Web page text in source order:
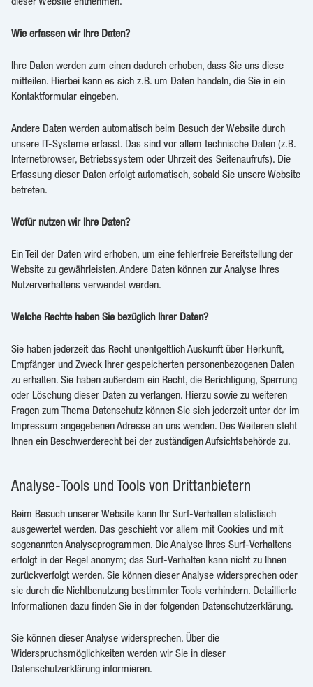
Wie erfassen wir Ihre Daten?
Ihre Daten werden zum einen dadurch erhoben, dass Sie uns diese
mitteilen. Hierbei kann es sich z.B. um Daten handeln, die Sie in ein
Kontaktformular eingeben.
Andere Daten werden automatisch beim Besuch der Website durch
unsere IT-Systeme erfasst. Das sind vor allem technische Daten (z.B.
Internetbrowser, Betriebssystem oder Uhrzeit des Seitenaufrufs). Die
Erfassung dieser Daten erfolgt automatisch, sobald Sie unsere Website
betreten.
Wofür nutzen wir Ihre Daten?
Ein Teil der Daten wird erhoben, um eine fehlerfreie Bereitstellung der
Website zu gewährleisten. Andere Daten können zur Analyse Ihres
Nutzerverhaltens verwendet werden.
Welche Rechte haben Sie bezüglich Ihrer Daten?
Sie haben jederzeit das Recht unentgeltlich Auskunft über Herkunft,
Empfänger und Zweck Ihrer gespeicherten personenbezogenen Daten
zu erhalten. Sie haben außerdem ein Recht, die Berichtigung, Sperrung
oder Löschung dieser Daten zu verlangen. Hierzu sowie zu weiteren
Fragen zum Thema Datenschutz können Sie sich jederzeit unter der im
Impressum angegebenen Adresse an uns wenden. Des Weiteren steht
Ihnen ein Beschwerderecht bei der zuständigen Aufsichtsbehörde zu.
Analyse-Tools und Tools von Drittanbietern
Beim Besuch unserer Website kann Ihr Surf-Verhalten statistisch
ausgewertet werden. Das geschieht vor allem mit Cookies und mit
sogenannten Analyseprogrammen. Die Analyse Ihres Surf-Verhaltens
erfolgt in der Regel anonym; das Surf-Verhalten kann nicht zu Ihnen
zurückverfolgt werden. Sie können dieser Analyse widersprechen oder
sie durch die Nichtbenutzung bestimmter Tools verhindern. Detaillierte
Informationen dazu finden Sie in der folgenden Datenschutzerklärung.
Sie können dieser Analyse widersprechen. Über die
Widerspruchsmöglichkeiten werden wir Sie in dieser
Datenschutzerklärung informieren.